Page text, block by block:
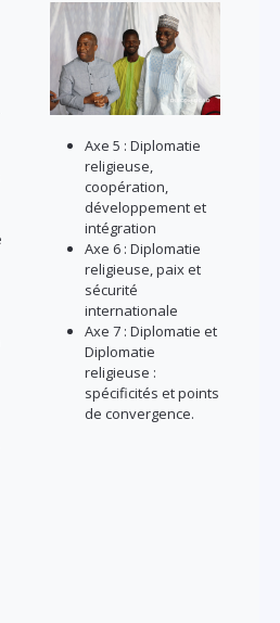
Axe 5 : Diplomatie
religieuse,
coopération,
développement et
intégration
Axe 6 : Diplomatie
religieuse, paix et
sécurité
internationale
Axe 7 : Diplomatie et
Diplomatie
religieuse :
spécificités et points
de convergence.